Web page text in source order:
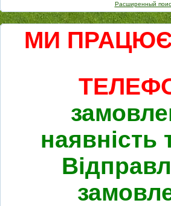
Расширенный
МИ
наявність